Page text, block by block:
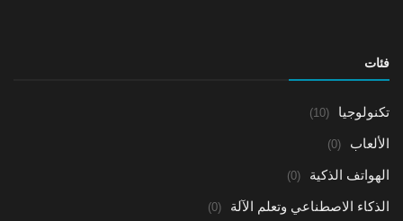
فئات
تكنولوجيا (10)
الألعاب (0)
الهواتف الذكية (0)
الذكاء الاصطناعي وتعلم الآلة (0)